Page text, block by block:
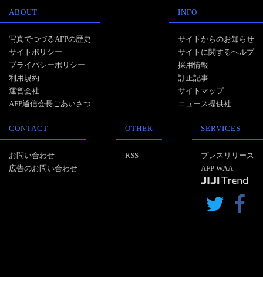
ABOUT
写真でつづるAFPの歴史
サイトポリシー
プライバシーポリシー
利用規約
運営会社
AFP通信会長ごあいさつ
INFO
サイトからのお知らせ
サイトに関するヘルプ
採用情報
訂正記事
サイトマップ
ニュース提供社
CONTACT
お問い合わせ
広告のお問い合わせ
OTHER
RSS
SERVICES
プレスリリース
AFP WAA